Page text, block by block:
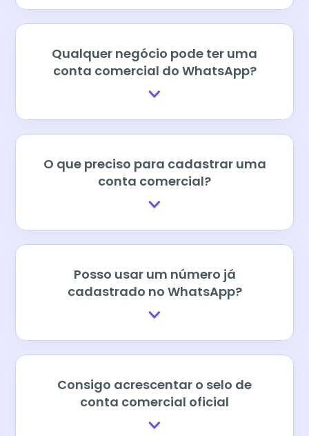
Qualquer negócio pode ter uma
conta comercial do WhatsApp?
O que preciso para cadastrar uma
conta comercial?
Posso usar um número já
cadastrado no WhatsApp?
Consigo acrescentar o selo de
conta comercial oficial